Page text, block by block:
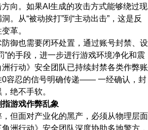
向。如果AI生成的攻击方式能够绕过现
。从“被动挨打”到“主动出击”，这是反
革。
御也需要闭环处置，通过账号封禁、设
”的手段，进一步进行游戏环境净化和震
行动》安全团队已持续封禁各类作弊账
0容忍的信号明确传递—— 一经确认，封
绝不手软。
游戏作弊乱象
但面对产业化的黑产，必须从物理层面
洲行动》安全团队深度协助多地警方，